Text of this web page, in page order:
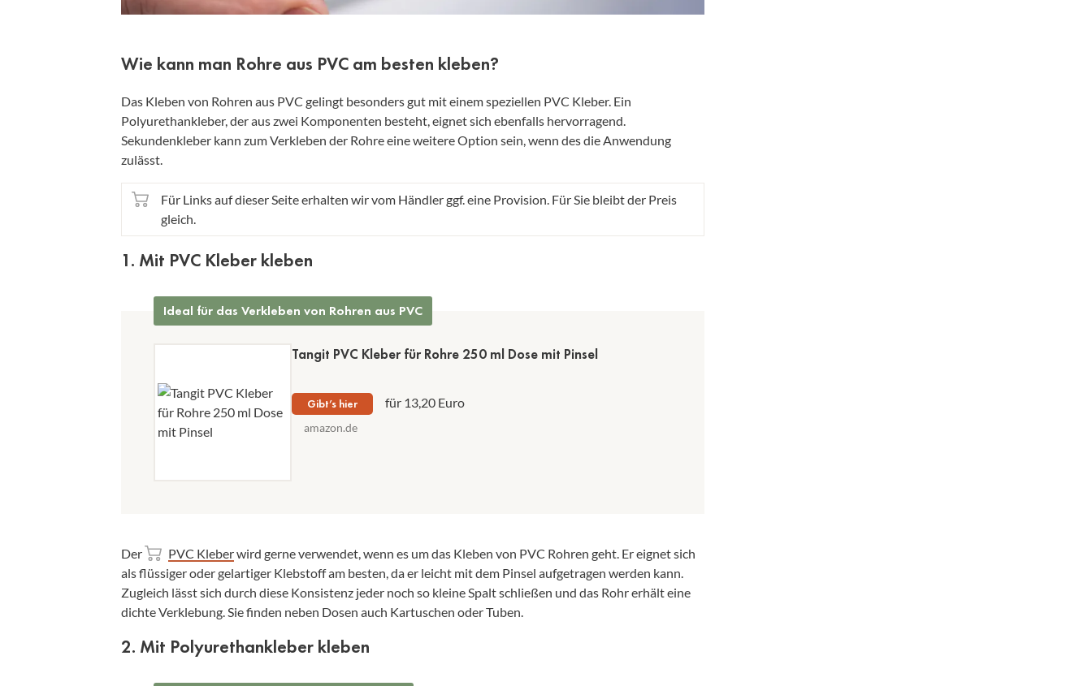
Wie kann man Rohre aus PVC am besten kleben?
Das Kleben von Rohren aus PVC gelingt besonders gut mit einem speziellen PVC Kleber. Ein
Polyurethankleber, der aus zwei Komponenten besteht, eignet sich ebenfalls hervorragend.
Sekundenkleber kann zum Verkleben der Rohre eine weitere Option sein, wenn des die Anwendung
zulässt.
Für Links auf dieser Seite erhalten wir vom Händler ggf. eine Provision. Für Sie bleibt der Preis
gleich.
1. Mit PVC Kleber kleben
Ideal für das Verkleben von Rohren aus PVC
Tangit PVC Kleber für Rohre 250 ml Dose mit Pinsel
Gibt’s hier für 13,20 Euro
amazon.de
Der PVC Kleberwird gerne verwendet, wenn es um das Kleben von PVC Rohren geht. Er eignet sich
als flüssiger oder gelartiger Klebstoff am besten, da er leicht mit dem Pinsel aufgetragen werden kann.
Zugleich lässt sich durch diese Konsistenz jeder noch so kleine Spalt schließen und das Rohr erhält eine
dichte Verklebung. Sie finden neben Dosen auch Kartuschen oder Tuben.
2. Mit Polyurethankleber kleben